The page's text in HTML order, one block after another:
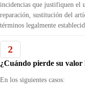
incidencias que justifiquen el
reparación, sustitución del
términos legalmente
2
¿Cuándo pierde su valor
En los siguientes casos: